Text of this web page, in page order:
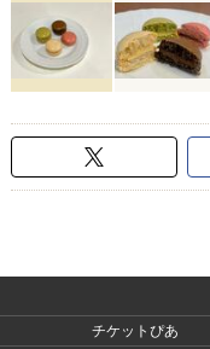
チケットぴあ